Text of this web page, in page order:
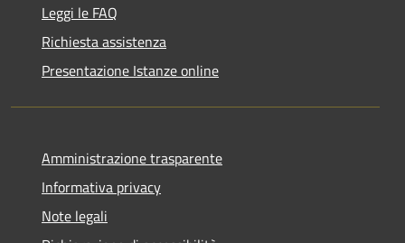
Leggi le FAQ
Richiesta assistenza
Presentazione Istanze online
Amministrazione trasparente
Informativa privacy
Note legali